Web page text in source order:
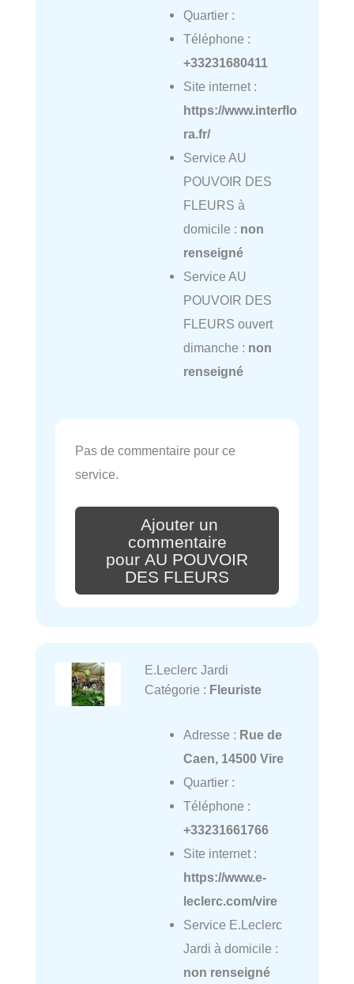
Quartier :
Téléphone :
+33231680411
Site internet :
https://www.interflo
ra.fr/
Service AU
POUVOIR DES
FLEURS à
domicile : non
renseigné
Service AU
POUVOIR DES
FLEURS ouvert
dimanche : non
renseigné
Pas de commentaire pour ce
service.
Ajouter un
commentaire
pour AU POUVOIR
DES FLEURS
E.Leclerc Jardi
Catégorie : Fleuriste
Adresse : Rue de
Caen, 14500 Vire
Quartier :
Téléphone :
+33231661766
Site internet :
https://www.e-
leclerc.com/vire
Service E.Leclerc
Jardi à domicile :
non renseigné